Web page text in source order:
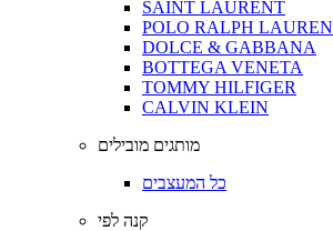
SAINT LAURENT
POLO RALPH LAUREN
DOLCE & GABBANA
BOTTEGA VENETA
TOMMY HILFIGER
CALVIN KLEIN
מותגים מובילים
כל המעצבים
קנה לפי